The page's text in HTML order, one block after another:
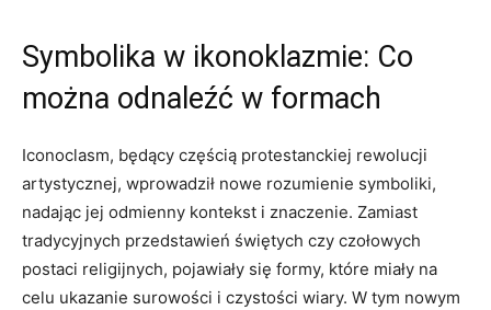
Symbolika w ikonoklazmie: Co
można odnaleźć w formach
Iconoclasm, będący częścią protestanckiej rewolucji
artystycznej, wprowadził nowe rozumienie symboliki,
nadając jej odmienny kontekst i znaczenie. Zamiast
tradycyjnych przedstawień świętych czy czołowych
postaci religijnych, pojawiały się formy, które miały na
celu ukazanie surowości i czystości wiary. W tym nowym